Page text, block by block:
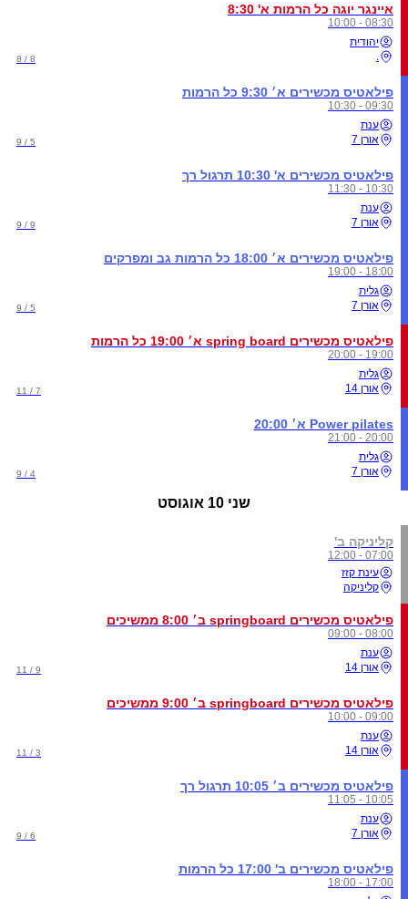
איינגר יוגה כל הרמות א' 8:30
08:30 - 10:00
יהודית
.
8 / 8
פילאטיס מכשירים א׳ 9:30 כל הרמות
09:30 - 10:30
ענת
אורן 7
5 / 9
פילאטיס מכשירים א' 10:30 תרגול רך
10:30 - 11:30
ענת
אורן 7
9 / 9
פילאטיס מכשירים א׳ 18:00 כל הרמות גב ומפרקים
18:00 - 19:00
גלית
אורן 7
5 / 9
פילאטיס מכשירים spring board א׳ 19:00 כל הרמות
19:00 - 20:00
גלית
אורן 14
7 / 11
Power pilates א׳ 20:00
20:00 - 21:00
גלית
אורן 7
4 / 9
שני 10 אוגוסט
קליניקה ב'
07:00 - 12:00
עינת קזז
קליניקה
פילאטיס מכשירים springboard ב׳ 8:00 ממשיכים
08:00 - 09:00
ענת
אורן 14
9 / 11
פילאטיס מכשירים springboard ב׳ 9:00 ממשיכים
09:00 - 10:00
ענת
אורן 14
3 / 11
פילאטיס מכשירים ב׳ 10:05 תרגול רך
10:05 - 11:05
ענת
אורן 7
6 / 9
פילאטיס מכשירים ב' 17:00 כל הרמות
17:00 - 18:00